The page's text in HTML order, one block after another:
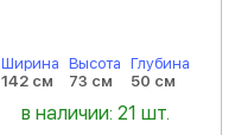
Ширина
142 см
Высота
73 см
Глубина
50 см
в наличии: 21 шт.